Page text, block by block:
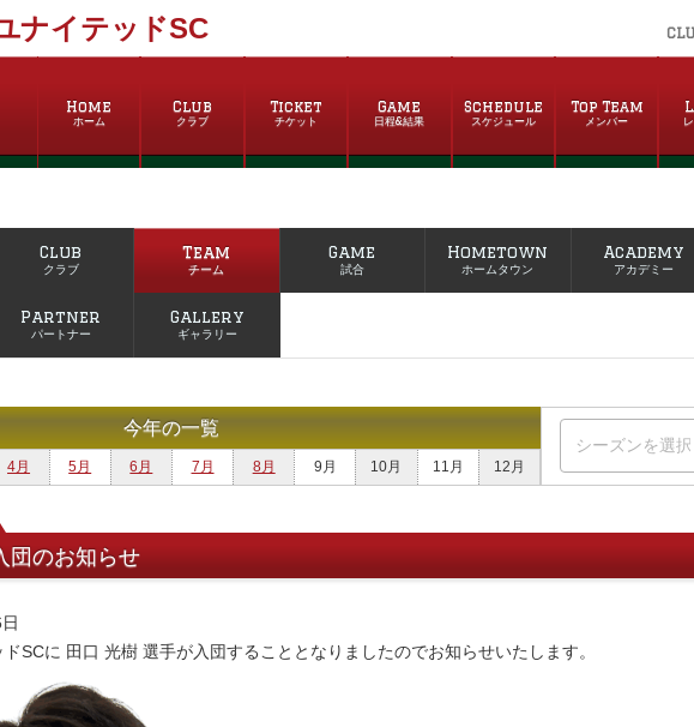
ナイテッドSC
Home
ホーム
Club
クラブ
Ticket
チケット
Game
日程&結果
Schedule
スケジュール
Top Team
メンバー
Club
クラブ
Team
チーム
Game
試合
Hometown
ホームタウン
Academy
アカデミー
Partner
パートナー
Gallery
ギャラリー
今年の一覧
4月 5月 6月 7月 8月 9月 10月 11月 12月
団のお知らせ
SCに 田口 光樹 選手が入団することとなりましたのでお知らせいたします。